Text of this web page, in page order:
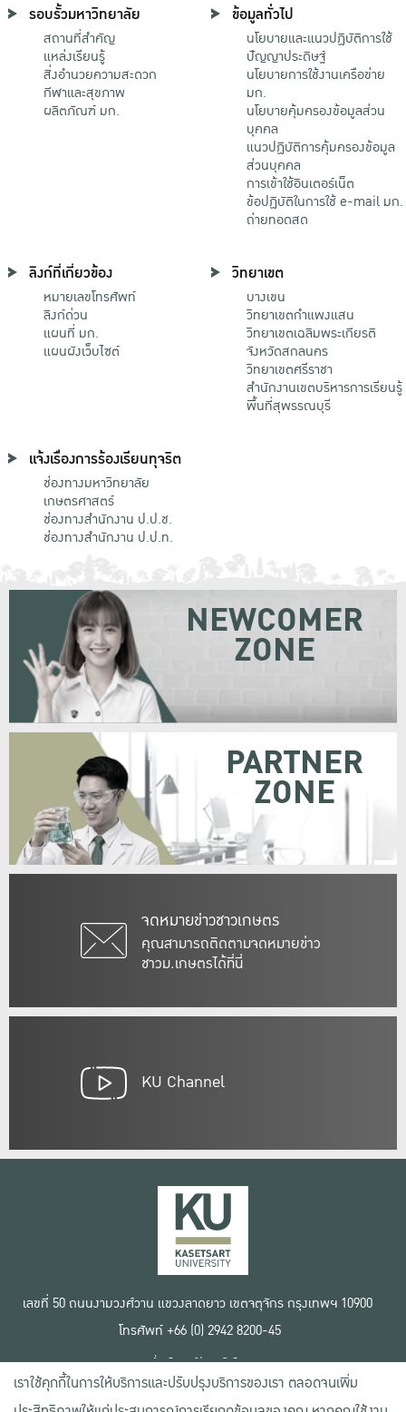
รอบรั้วมหาวิทยาลัย
สถานที่สำคัญ
แหล่งเรียนรู้
สิ่งอำนวยความสะดวก
กีฬาและสุขภาพ
ผลิตภัณฑ์ มก.
ข้อมูลทั่วไป
นโยบายและแนวปฏิบัติการใช้
ปัญญาประดิษฐ์
นโยบายการใช้งานเครือข่าย
มก.
นโยบายคุ้มครองข้อมูลส่วน
บุคคล
แนวปฏิบัติการคุ้มครองข้อมูล
ส่วนบุคคล
การเข้าใช้อินเตอร์เน็ต
ข้อปฏิบัติในการใช้ e-mail มก.
ถ่ายทอดสด
ลิงก์ที่เกี่ยวข้อง
หมายเลขโทรศัพท์
ลิงก์ด่วน
แผนที่ มก.
แผนผังเว็บไซต์
วิทยาเขต
บางเขน
วิทยาเขตกําแพงแสน
วิทยาเขตเฉลิมพระเกียรติ
จังหวัดสกลนคร
วิทยาเขตศรีราชา
สำนักงานเขตบริหารการเรียนรู้
พื้นที่สุพรรณบุรี
แจ้งเรื่องการร้องเรียนทุจริต
ช่องทางมหาวิทยาลัย
เกษตรศาสตร์
ช่องทางสำนักงาน ป.ป.ช.
ช่องทางสำนักงาน ป.ป.ท.
จดหมายข่าวชาวเกษตร
คุณสามารถติดตามจดหมายข่าว
ชาวม.เกษตรได้ที่นี่
NEWCOMER
ZONE
PARTNER
ZONE
KU Channel
เลขที่ 50 ถนนงามวงศ์วาน แขวงลาดยาว เขตจตุจักร กรุงเทพฯ 10900
โทรศัพท์ +66 (0) 2942 8200-45
เงื่อนไขการใช้งานเว็บไซต์
ข้อตกลงด้านสิทธิ์ใช้งาน
นโยบายความเป็นส่วนตัว
เราใช้คุกกี้ในการให้บริการและปรับปรุงบริการของเรา ตลอดจนเพิ่ม